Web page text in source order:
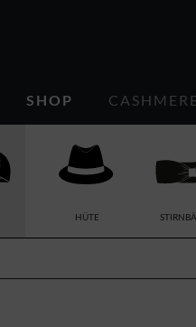
SHOP CASHMERE
HÜTE